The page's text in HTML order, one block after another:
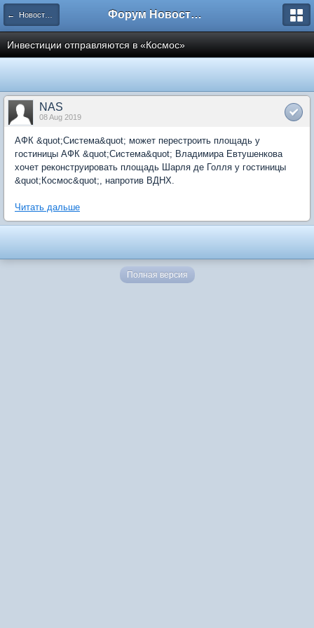
← Новости рынка недвижимости Форум Новостройки
Инвестиции отправляются в «Космос»
NAS
08 Aug 2019
АФК &quot;Система&quot; может перестроить площадь у
гостиницы АФК &quot;Система&quot; Владимира Евтушенкова
хочет реконструировать площадь Шарля де Голля у гостиницы
&quot;Космос&quot;, напротив ВДНХ.
Читать дальше
Полная версия